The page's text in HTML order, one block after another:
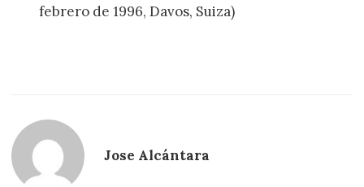
febrero de 1996, Davos, Suiza)
Jose Alcántara